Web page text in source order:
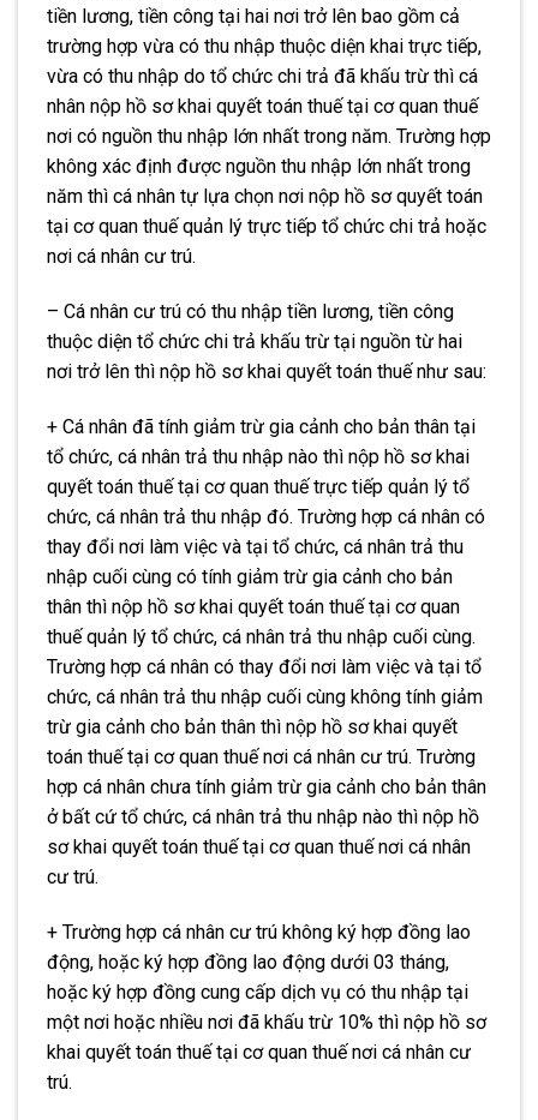
tiền lương, tiền công tại hai nơi trở lên bao gồm cả
trường hợp vừa có thu nhập thuộc diện khai trực tiếp,
vừa có thu nhập do tổ chức chi trả đã khấu trừ thì cá
nhân nộp hồ sơ khai quyết toán thuế tại cơ quan thuế
nơi có nguồn thu nhập lớn nhất trong năm. Trường hợp
không xác định được nguồn thu nhập lớn nhất trong
năm thì cá nhân tự lựa chọn nơi nộp hồ sơ quyết toán
tại cơ quan thuế quản lý trực tiếp tổ chức chi trả hoặc
nơi cá nhân cư trú.
– Cá nhân cư trú có thu nhập tiền lương, tiền công
thuộc diện tổ chức chi trả khấu trừ tại nguồn từ hai
nơi trở lên thì nộp hồ sơ khai quyết toán thuế như sau:
+ Cá nhân đã tính giảm trừ gia cảnh cho bản thân tại
tổ chức, cá nhân trả thu nhập nào thì nộp hồ sơ khai
quyết toán thuế tại cơ quan thuế trực tiếp quản lý tổ
chức, cá nhân trả thu nhập đó. Trường hợp cá nhân có
thay đổi nơi làm việc và tại tổ chức, cá nhân trả thu
nhập cuối cùng có tính giảm trừ gia cảnh cho bản
thân thì nộp hồ sơ khai quyết toán thuế tại cơ quan
thuế quản lý tổ chức, cá nhân trả thu nhập cuối cùng.
Trường hợp cá nhân có thay đổi nơi làm việc và tại tổ
chức, cá nhân trả thu nhập cuối cùng không tính giảm
trừ gia cảnh cho bản thân thì nộp hồ sơ khai quyết
toán thuế tại cơ quan thuế nơi cá nhân cư trú. Trường
hợp cá nhân chưa tính giảm trừ gia cảnh cho bản thân
ở bất cứ tổ chức, cá nhân trả thu nhập nào thì nộp hồ
sơ khai quyết toán thuế tại cơ quan thuế nơi cá nhân
cư trú.
+ Trường hợp cá nhân cư trú không ký hợp đồng lao
động, hoặc ký hợp đồng lao động dưới 03 tháng,
hoặc ký hợp đồng cung cấp dịch vụ có thu nhập tại
một nơi hoặc nhiều nơi đã khấu trừ 10% thì nộp hồ sơ
khai quyết toán thuế tại cơ quan thuế nơi cá nhân cư
trú.